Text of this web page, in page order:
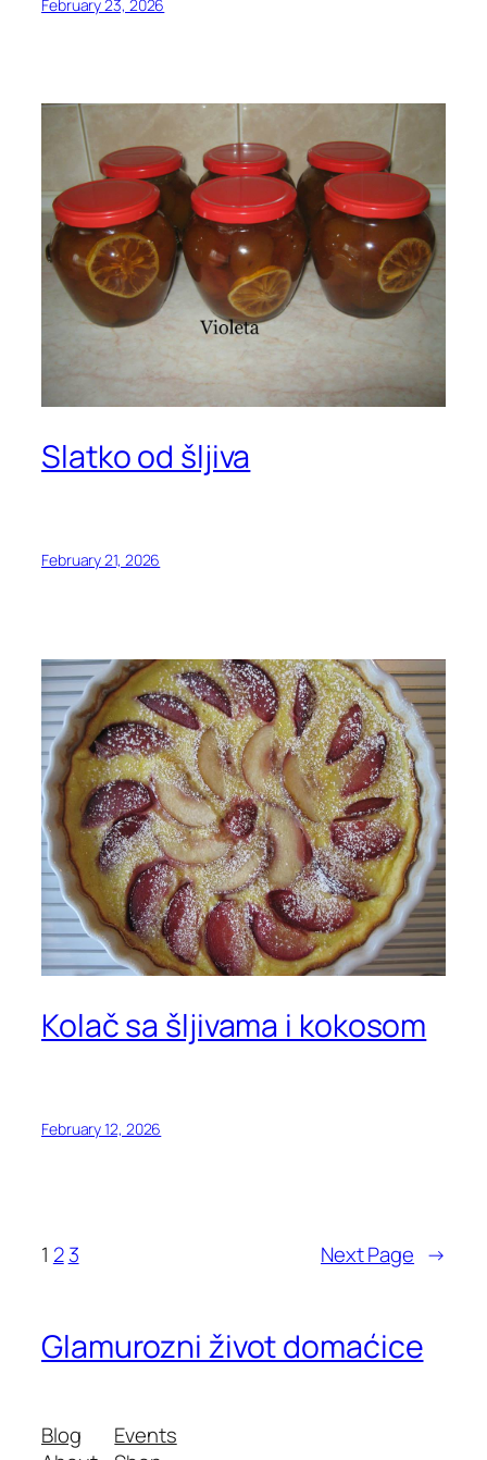
February 23, 2026
Slatko od šljiva
February 21, 2026
Kolač sa šljivama i kokosom
February 12, 2026
1 2 3 Next Page →
Glamurozni život domaćice
Blog
Events